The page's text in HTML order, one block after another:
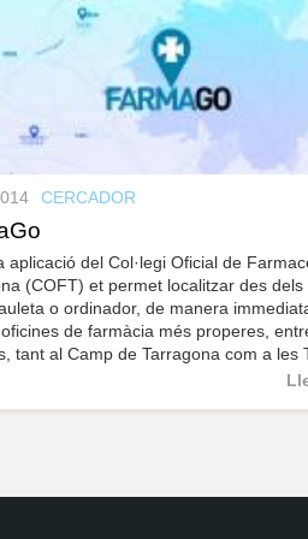
CERCADOR
aplicació del Col·legi Oficial de
(COFT) et permet localitzar des dels
o ordinador, de manera
de farmàcia més properes,
tant al Camp de Tarragona com a les